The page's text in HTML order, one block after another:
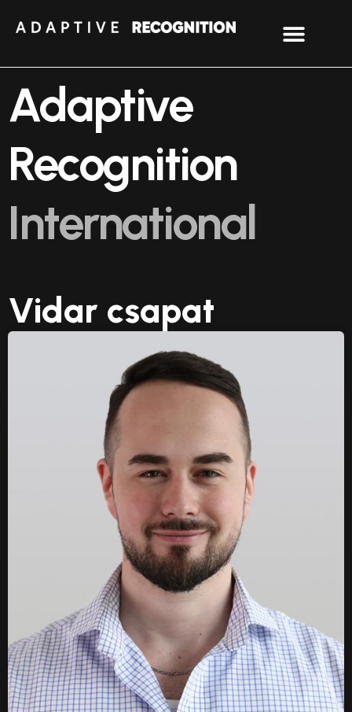
Adaptive
Recognition
International
Vidar csapat